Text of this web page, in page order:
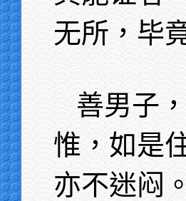
无所，毕
善男子
惟，如是
亦不迷闷。